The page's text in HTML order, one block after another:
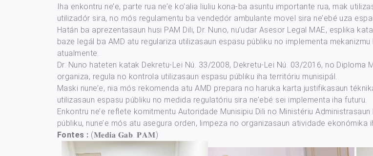
Iha enkontru ne’e, parte rua ne’e ko’alia liuliu kona-ba asuntu importante rua, mak
utilizadór sira, no mós regulamentu ba vendedór ambulante movel sira ne’ebé uza
Hatán ba aprezentasaun husi PAM Dili, Dr. Nuno, nu’udar Asesor Legal MAE, esplika
baze legál ba AMD atu regulariza utilizasaun espasu públiku no implementa
atualmente.
Dr. Nuno hateten katak Dekretu-Lei Nú. 33/2008, Dekretu-Lei Nú. 03/2016, no
organiza, regula no kontrola utilizasaun espasu públiku iha territóriu munisipál.
Maski nune’e, nia mós rekomenda atu AMD prepara no haruka karta justifikasaun
utilizasaun espasu públiku no medida regulatóriu sira ne’ebé sei implementa iha futuru.
Enkontru ne’e reflete komitmentu Autoridade Munisipiu Dili no Ministériu
públiku, nune’e mós atu asegura orden, limpeza no organizasaun atividade ekonómika
Fontes : (𝐌𝐞𝐝𝐢𝐚 𝐆𝐚𝐛. 𝐏𝐀𝐌)